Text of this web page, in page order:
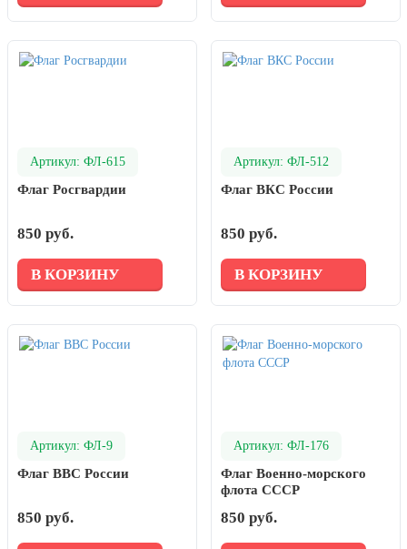
Артикул: ФЛ-615
Флаг Росгвардии
850 руб.
В КОРЗИНУ
Артикул: ФЛ-512
Флаг ВКС России
850 руб.
В КОРЗИНУ
Артикул: ФЛ-9
Флаг ВВС России
850 руб.
Артикул: ФЛ-176
Флаг Военно-морского
флота СССР
850 руб.